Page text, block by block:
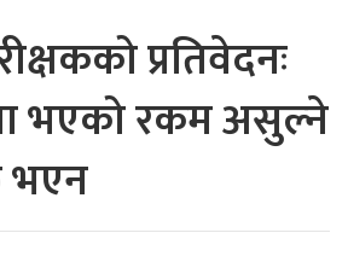
प्रतिवेदनः
भएको रकम असुल्ने
भएन